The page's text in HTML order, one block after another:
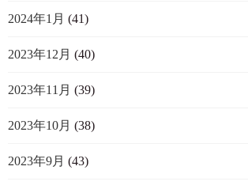
2024年1月 (41)
2023年12月 (40)
2023年11月 (39)
2023年10月 (38)
2023年9月 (43)